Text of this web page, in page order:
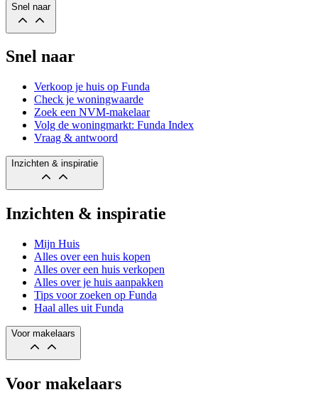
Snel naar
Snel naar
Verkoop je huis op Funda
Check je woningwaarde
Zoek een NVM-makelaar
Volg de woningmarkt: Funda Index
Vraag & antwoord
Inzichten & inspiratie
Inzichten & inspiratie
Mijn Huis
Alles over een huis kopen
Alles over een huis verkopen
Alles over je huis aanpakken
Tips voor zoeken op Funda
Haal alles uit Funda
Voor makelaars
Voor makelaars